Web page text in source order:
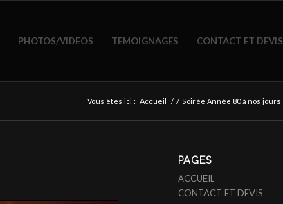
PHOTOS/VIDEOS TEMOIGNAGES CONTACT ET DEVIS
Vous êtes ici : Accueil / / Soirée Année 80 à nos jours
PAGES
ACCUEIL
CONTACT ET DEVIS